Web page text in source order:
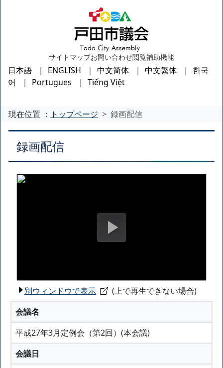
サイトマップお問い合わせ閲覧補助機能
日本語 ENGLISH 中文简体 中文繁体
한국
어
Portugues Tiếng Việt
現在位置 ： トップページ 録画配信
録画配信
別ウィンドウで表示
(上で再生できない場合)
会議名
平成27年3月定例会（第2回）(本会議)
会議日